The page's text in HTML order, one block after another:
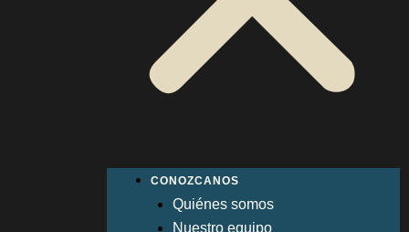
CONOZCANOS
Quiénes somos
Nuestro equipo